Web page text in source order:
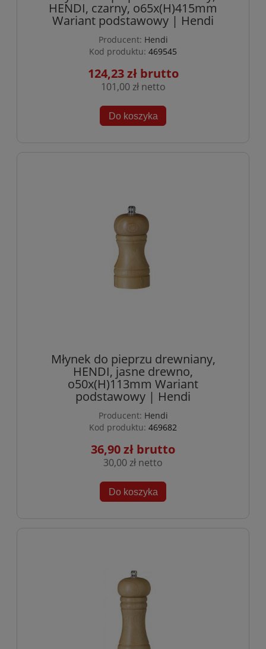
HENDI, czarny, o65x(H)415mm
Wariant podstawowy | Hendi
Producent: Hendi
Kod produktu: 469545
124,23 zł
101,00 zł
Do koszyka
Młynek do pieprzu drewniany,
HENDI, jasne drewno,
o50x(H)113mm Wariant
podstawowy | Hendi
Producent: Hendi
Kod produktu: 469682
36,90 zł
30,00 zł
Do koszyka